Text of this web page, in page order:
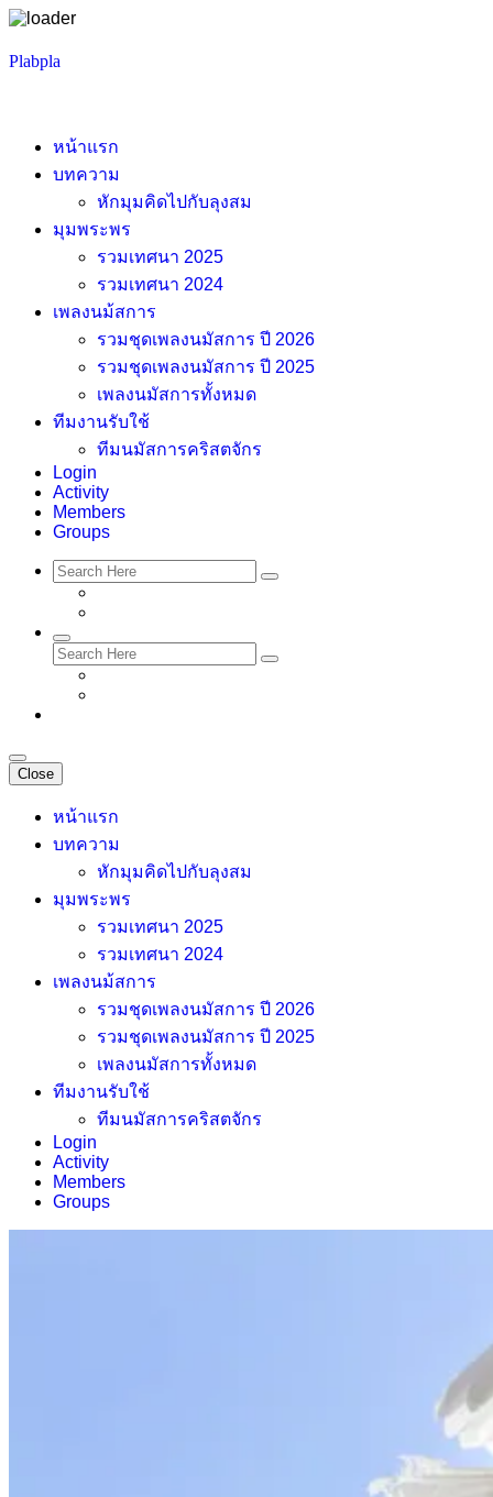
Skip
Plabpla
หน้าแรก
บทความ
หักมุมคิดไปกับลุงสม
มุมพระพร
รวมเทศนา 2025
รวมเทศนา 2024
เพลงนม้สการ
รวมชุดเพลงนมัสการ ปี 2026
รวมชุดเพลงนมัสการ ปี 2025
เพลงนมัสการทั้งหมด
ทีมงานรับใช้
ทีมนมัสการคริสตจักร
Login
Activity
Members
Groups
Close
หน้าแรก
บทความ
หักมุมคิดไปกับลุงสม
มุมพระพร
รวมเทศนา 2025
รวมเทศนา 2024
เพลงนม้สการ
รวมชุดเพลงนมัสการ ปี 2026
รวมชุดเพลงนมัสการ ปี 2025
เพลงนมัสการทั้งหมด
ทีมงานรับใช้
ทีมนมัสการคริสตจักร
Login
Activity
Members
Groups